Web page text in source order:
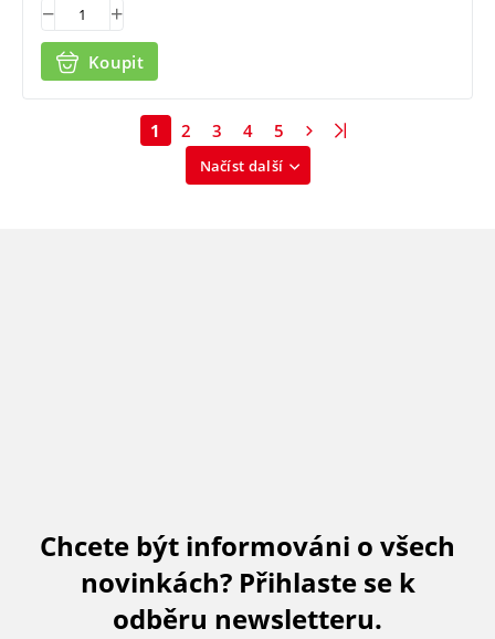
Koupit
Načíst další
1 2 3 4 5
Chcete být informováni o všech
novinkách? Přihlaste se k
odběru newsletteru.